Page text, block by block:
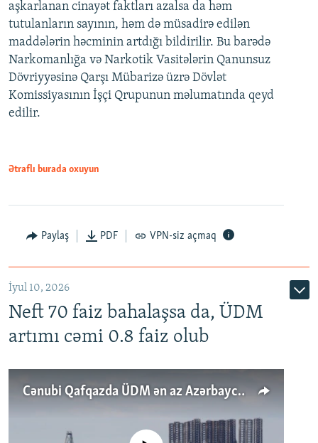
aşkarlanan cinayət faktları azalsa da həm
tutulanların sayının, həm də müsadirə edilən
maddələrin həcminin artdığı bildirilir. Bu barədə
Narkomanlığa və Narkotik Vasitələrin Qanunsuz
Dövriyyəsinə Qarşı Mübarizə üzrə Dövlət
Komissiyasının İşçi Qrupunun məlumatında qeyd
edilir.
Ətraflı burada oxuyun
Paylaş PDF VPN-siz açmaq
İyul 10, 2026
Neft 70 faiz bahalaşsa da, ÜDM
artımı cəmi 0.8 faiz olub
Cənubi Qafqazda ÜDM ən az Azərbaycanda artır: Qonşuları niyə Bakını qabaqlaya bilir?